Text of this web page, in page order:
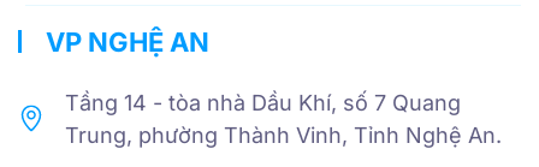
VP NGHỆ AN
Tầng 14 - tòa nhà Dầu Khí, số 7 Quang
Trung, phường Thành Vinh, Tỉnh Nghệ An.